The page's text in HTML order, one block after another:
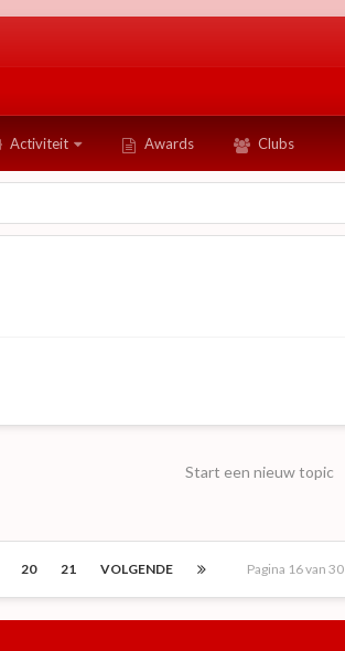
Activiteit Awards Clubs
Start een nieuw topic
20 21 VOLGENDE Pagina 16 van 30